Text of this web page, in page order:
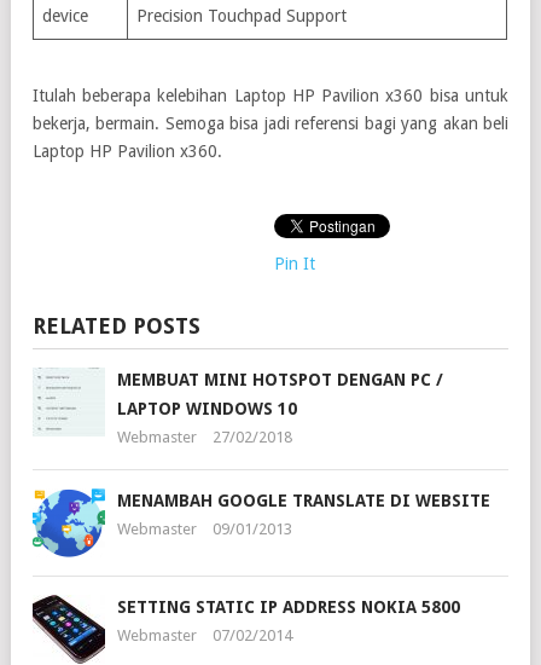
device Precision Touchpad Support
Itulah beberapa kelebihan Laptop HP Pavilion x360 bisa untuk
bekerja, bermain. Semoga bisa jadi referensi bagi yang akan beli
Laptop HP Pavilion x360.
Pin It
RELATED POSTS
MEMBUAT MINI HOTSPOT DENGAN PC /
LAPTOP WINDOWS 10
Webmaster 27/02/2018
MENAMBAH GOOGLE TRANSLATE DI WEBSITE
Webmaster 09/01/2013
SETTING STATIC IP ADDRESS NOKIA 5800
Webmaster 07/02/2014